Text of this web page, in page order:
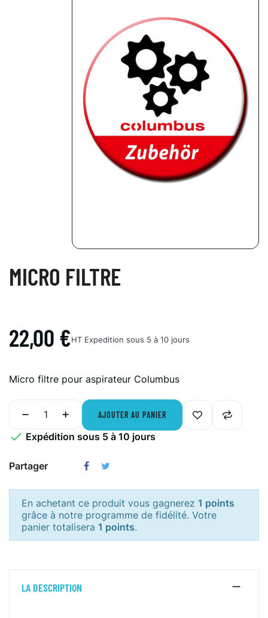
MICRO FILTRE
22,00 €HT Expedition sous 5 à 10 jours
Micro filtre pour aspirateur Columbus
AJOUTER AU PANIER
 Expédition sous 5 à 10 jours
Partager
En achetant ce produit vous gagnerez 1 points
grâce à notre programme de fidélité. Votre
panier totalisera 1 points.
LA DESCRIPTION